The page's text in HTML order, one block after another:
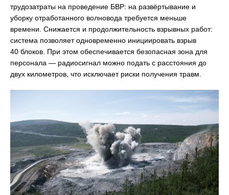
трудозатраты на проведение БВР: на развёртывание и
уборку отработанного волновода требуется меньше
времени. Снижается и продолжительность взрывных работ:
система позволяет одновременно инициировать взрыв
40 блоков. При этом обеспечивается безопасная зона для
персонала — радиосигнал можно подать с расстояния до
двух километров, что исключает риски получения травм.